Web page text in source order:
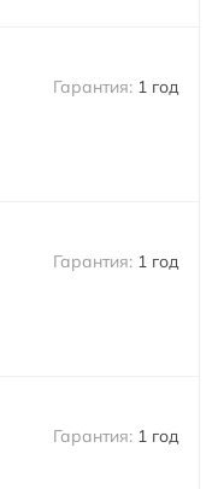
1 год
1 год
1 год